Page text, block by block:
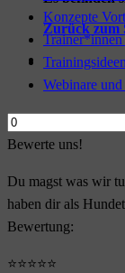
Zurück zum
Konzepte
Webinare
Min.
Preis
Bewerte uns!
Du magst was wir
haben dir als
Bewertung:
⭐⭐⭐⭐⭐